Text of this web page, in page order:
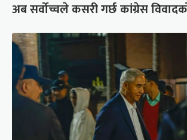
अब सर्वोच्चले कसरी गर्छ कांग्रेस